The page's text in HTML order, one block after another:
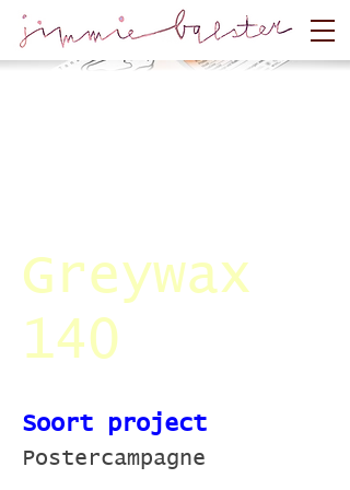
Greywax
140
Soort project
Postercampagne